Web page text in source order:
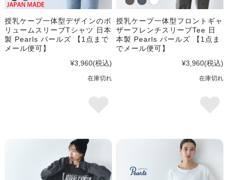
授乳ケープ一体型デザインのボ
リュームスリーブTシャツ 日本
製 Pearls パールズ 【1点まで
メール便可】
¥3,960(税込)
在庫切れ
授乳ケープ一体型フロントギャ
ザーフレンチスリーブTee 日
本製 Pearls パールズ 【1点ま
でメール便可】
¥3,960(税込)
在庫切れ